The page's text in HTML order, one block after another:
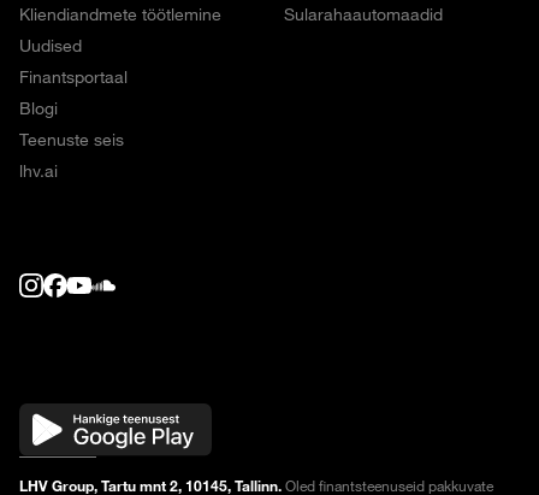
Kliendiandmete töötlemine
Uudised
Finantsportaal
Blogi
Teenuste seis
lhv.ai
Sularahaautomaadid
LHV Group, Tartu mnt 2, 10145, Tallinn.Oled finantsteenuseid pakkuvate